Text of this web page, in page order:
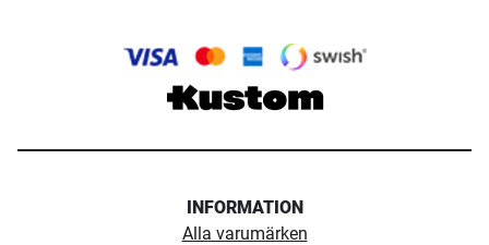
INFORMATION
Alla varumärken